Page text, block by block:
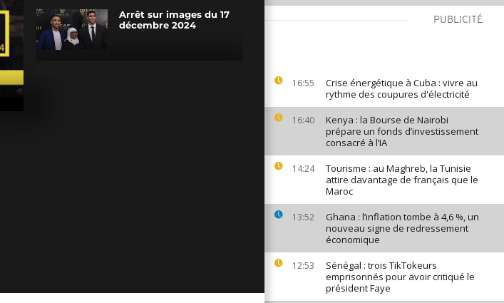
PUBLICITÉ
16:55
Crise énergétique à Cuba : vivre au
rythme des coupures d'électricité
16:40
Kenya : la Bourse de Nairobi
prépare un fonds d’investissement
consacré à l’IA
14:24
Tourisme : au Maghreb, la Tunisie
attire davantage de français que le
Maroc
13:52
Ghana : l’inflation tombe à 4,6 %, un
nouveau signe de redressement
économique
12:53
Sénégal : trois TikTokeurs
emprisonnés pour avoir critiqué le
président Faye
Arrêt sur images du 17
décembre 2024